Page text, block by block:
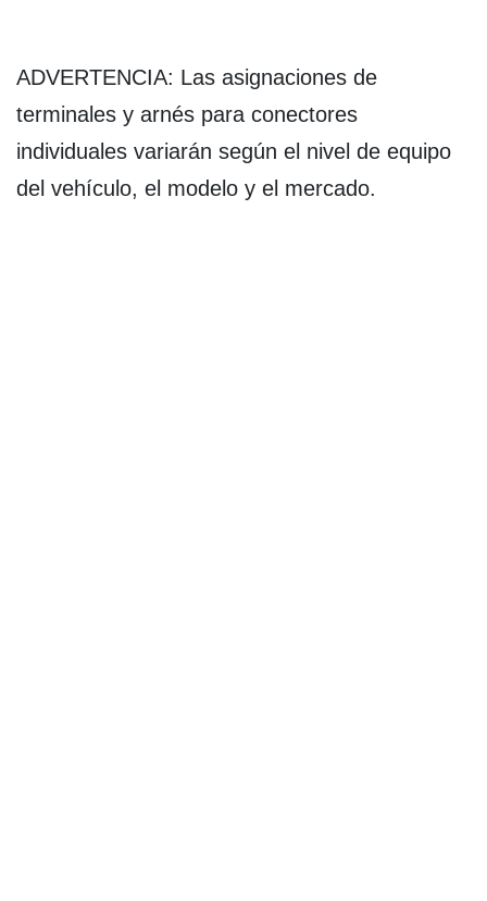
ADVERTENCIA: Las asignaciones de
terminales y arnés para conectores
individuales variarán según el nivel de equipo
del vehículo, el modelo y el mercado.